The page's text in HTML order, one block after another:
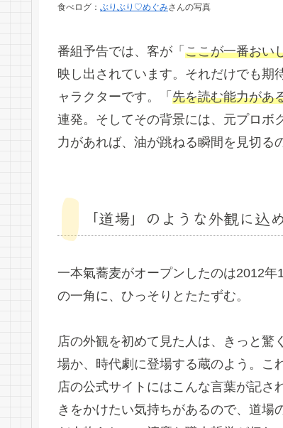
食べログ： ぶりぶり♡めぐみさんの写真
番組予告では、客が「 ここが一番おい
映し出されています。それだけでも期
ャラクターです。「 先を読む能力があ
連発。そしてその背景には、元プロボ
力があれば、油が跳ねる瞬間を見切る
「道場」のような外観に込
一本氣蕎麦がオープンしたのは2012
の一角に、ひっそりとたたずむ。
店の外観を初めて見た人は、きっと驚
場か、時代劇に登場する蔵のよう。こ
店の公式サイトにはこんな言葉が記さ
きをかけたい気持ちがあるので、道場